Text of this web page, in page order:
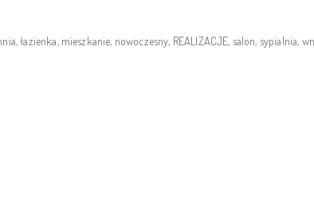
,łazienka, mieszkanie, nowoczesny, REALIZACJE, salon, sypialnia,